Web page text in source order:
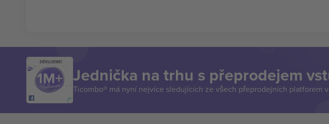
DĚKUJEME!
Jednička na trhu s přeprodejem
Ticombo® má nyní nejvíce sledujících ze všech přeprodejních platforem